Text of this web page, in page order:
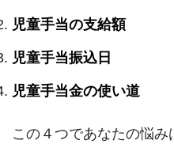
児童手当の支給額
児童手当振込日
児童手当金の使い道
この４つであなたの悩み